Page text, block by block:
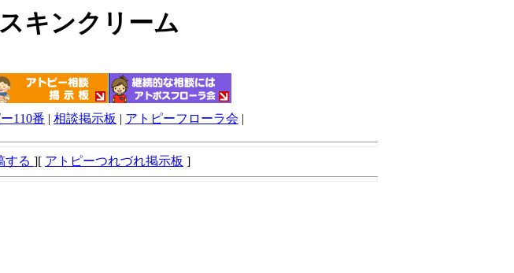
キンクリーム
110番 | 相談掲示板 | アトピーフローラ会 |
する ][ アトピーつれづれ掲示板 ]